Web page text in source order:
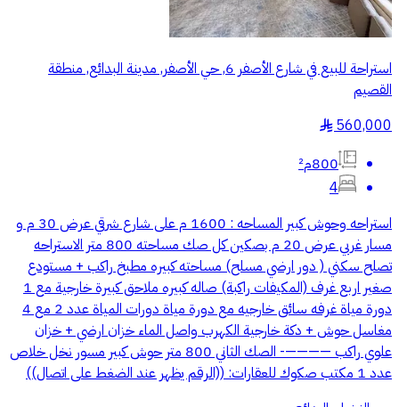
استراحة للبيع في شارع الأصفر 6, حي الأصفر, مدينة البدائع, منطقة
القصيم
560,000
§
800م²
4
استراحه وحوش كبير المساحه : 1600 م على شارع شرقي عرض 30 م و
مسار غربي عرض 20 م بصكين كل صك مساحته 800 متر الاستراحه
تصلح سكني ( دور ارضي مسلح) مساحته كبيره مطبخ راكب + مستودع
صغير اربع غرف (المكيفات راكبة) صاله كبيره ملاحق كبيرة خارجية مع 1
دورة مياة غرفه سائق خارجيه مع دورة مياة دورات المياة عدد 2 مع 4
مغاسل حوش + دكة خارجية الكهرب واصل الماء خزان ارضي + خزان
علوي راكب ————- الصك الثاني 800 متر حوش كبير مسور نخل خلاص
عدد 1 مكتب صكوك للعقارات: ((الرقم يظهر عند الضغط على اتصال))